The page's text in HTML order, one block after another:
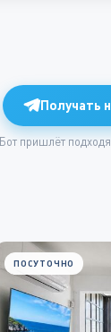
Получать
Бот пришлёт
ПОСУТОЧНО